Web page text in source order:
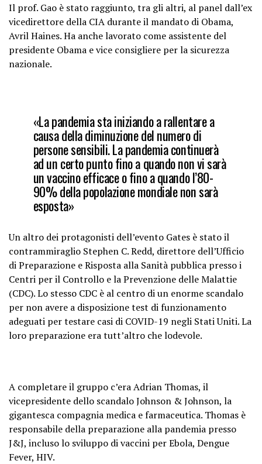
Il prof. Gao è stato raggiunto, tra gli altri, al panel dall’ex
vicedirettore della CIA durante il mandato di Obama,
Avril Haines. Ha anche lavorato come assistente del
presidente Obama e vice consigliere per la sicurezza
nazionale.
«La pandemia sta iniziando a rallentare a
causa della diminuzione del numero di
persone sensibili. La pandemia continuerà
ad un certo punto fino a quando non vi sarà
un vaccino efficace o fino a quando l’80-
90% della popolazione mondiale non sarà
esposta»
Un altro dei protagonisti dell’evento Gates è stato il
contrammiraglio Stephen C. Redd, direttore dell’Ufficio
di Preparazione e Risposta alla Sanità pubblica presso i
Centri per il Controllo e la Prevenzione delle Malattie
(CDC). Lo stesso CDC è al centro di un enorme scandalo
per non avere a disposizione test di funzionamento
adeguati per testare casi di COVID-19 negli Stati Uniti. La
loro preparazione era tutt’altro che lodevole.
A completare il gruppo c’era Adrian Thomas, il
vicepresidente dello scandalo Johnson & Johnson, la
gigantesca compagnia medica e farmaceutica. Thomas è
responsabile della preparazione alla pandemia presso
J&J, incluso lo sviluppo di vaccini per Ebola, Dengue
Fever, HIV.